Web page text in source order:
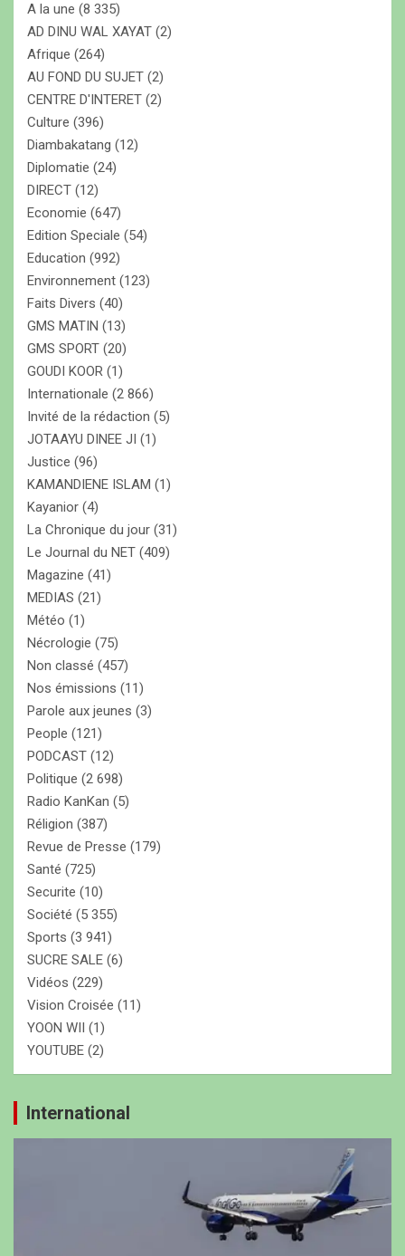
h
e
r
A la une (8 335)
AD DINU WAL XAYAT (2)
Afrique (264)
AU FOND DU SUJET (2)
CENTRE D'INTERET (2)
Culture (396)
Diambakatang (12)
Diplomatie (24)
DIRECT (12)
Economie (647)
Edition Speciale (54)
Education (992)
Environnement (123)
Faits Divers (40)
GMS MATIN (13)
GMS SPORT (20)
GOUDI KOOR (1)
Internationale (2 866)
Invité de la rédaction (5)
JOTAAYU DINEE JI (1)
Justice (96)
KAMANDIENE ISLAM (1)
Kayanior (4)
La Chronique du jour (31)
Le Journal du NET (409)
Magazine (41)
MEDIAS (21)
Météo (1)
Nécrologie (75)
Non classé (457)
Nos émissions (11)
Parole aux jeunes (3)
People (121)
PODCAST (12)
Politique (2 698)
Radio KanKan (5)
Réligion (387)
Revue de Presse (179)
Santé (725)
Securite (10)
Société (5 355)
Sports (3 941)
SUCRE SALE (6)
Vidéos (229)
Vision Croisée (11)
YOON WII
(1)
YOUTUBE (2)
International